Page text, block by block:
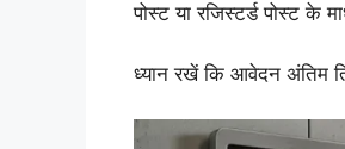
पोस्ट या रजिस्टर्ड पोस्ट के
ध्यान रखें कि आवेदन अंतिम